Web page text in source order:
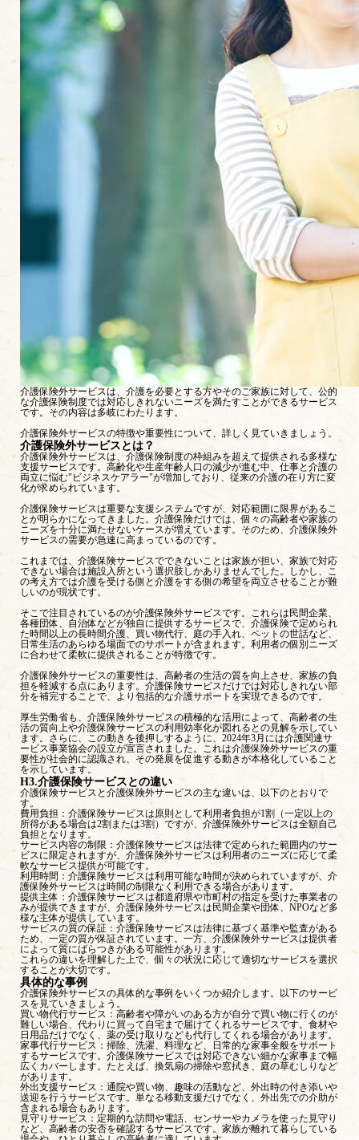
介護保険外サービスは、介護を必要とする方やそのご家族に対して、公的
な介護保険制度では対応しきれないニーズを満たすことができるサービス
です。その内容は多岐にわたります。
介護保険外サービスの特徴や重要性について、詳しく見ていきましょう。
介護保険外サービスとは？
介護保険外サービスは、介護保険制度の枠組みを超えて提供される多様な
支援サービスです。高齢化や生産年齢人口の減少が進む中、仕事と介護の
両立に悩む"ビジネスケアラー"が増加しており、従来の介護の在り方に変
化が求められています。
介護保険サービスは重要な支援システムですが、対応範囲に限界があるこ
とが明らかになってきました。介護保険だけでは、個々の高齢者や家族の
ニーズを十分に満たせないケースが増えています。そのため、介護保険外
サービスの需要が急速に高まっているのです。
これまでは、介護保険サービスでできないことは家族が担い、家族で対応
できない場合は施設入所という選択肢しかありませんでした。しかし、こ
の考え方では介護を受ける側と介護をする側の希望を両立させることが難
しいのが現状です。
そこで注目されているのが介護保険外サービスです。これらは民間企業、
各種団体、自治体などが独自に提供するサービスで、介護保険で定められ
た時間以上の長時間介護、買い物代行、庭の手入れ、ペットの世話など、
日常生活のあらゆる場面でのサポートが含まれます。利用者の個別ニーズ
に合わせて柔軟に提供されることが特徴です。
介護保険外サービスの重要性は、高齢者の生活の質を向上させ、家族の負
担を軽減する点にあります。介護保険サービスだけでは対応しきれない部
分を補完することで、より包括的な介護サポートを実現できるのです。
厚生労働省も、介護保険外サービスの積極的な活用によって、高齢者の生
活の質向上や介護保険サービスの利用効率化が図れるとの見解を示してい
ます。さらに、この動きを後押しするように、2024年3月には介護関連サ
ービス事業協会の設立が宣言されました。これは介護保険外サービスの重
要性が社会的に認識され、その発展を促進する動きが本格化していること
を示しています。
H3.介護保険サービスとの違い
介護保険サービスと介護保険外サービスの主な違いは、以下のとおりで
す。
費用負担：介護保険サービスは原則として利用者負担が1割（一定以上の
所得がある場合は2割または3割）ですが、介護保険外サービスは全額自己
負担となります。
サービス内容の制限：介護保険サービスは法律で定められた範囲内のサー
ビスに限定されますが、介護保険外サービスは利用者のニーズに応じて柔
軟なサービス提供が可能です。
利用時間：介護保険サービスは利用可能な時間が決められていますが、介
護保険外サービスは時間の制限なく利用できる場合があります。
提供主体：介護保険サービスは都道府県や市町村の指定を受けた事業者の
みが提供できますが、介護保険外サービスは民間企業や団体、NPOなど多
様な主体が提供しています。
サービスの質の保証：介護保険サービスは法律に基づく基準や監査がある
ため、一定の質が保証されています。一方、介護保険外サービスは提供者
によって質にばらつきがある可能性があります。
これらの違いを理解した上で、個々の状況に応じて適切なサービスを選択
することが大切です。
具体的な事例
介護保険外サービスの具体的な事例をいくつか紹介します。以下のサービ
スを見ていきましょう。
買い物代行サービス：高齢者や障がいのある方が自分で買い物に行くのが
難しい場合、代わりに買って自宅まで届けてくれるサービスです。食材や
日用品だけでなく、薬の受け取りなども代行してくれる場合があります。
家事代行サービス：掃除、洗濯、料理など、日常的な家事全般をサポート
するサービスです。介護保険サービスでは対応できない細かな家事まで幅
広くカバーします。たとえば、換気扇の掃除や窓拭き、庭の草むしりなど
があります。
外出支援サービス：通院や買い物、趣味の活動など、外出時の付き添いや
送迎を行うサービスです。単なる移動支援だけでなく、外出先での介助が
含まれる場合もあります。
見守りサービス：定期的な訪問や電話、センサーやカメラを使った見守り
など、高齢者の安否を確認するサービスです。家族が離れて暮らしている